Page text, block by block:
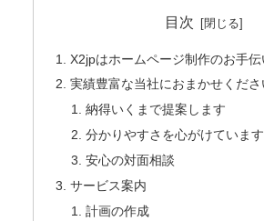
目次
X2jpはホームページ制作のお手
実績豊富な当社におまかせくださ
納得いくまで提案します
分かりやすさを心がけています
安心の対面相談
サービス案内
計画の作成